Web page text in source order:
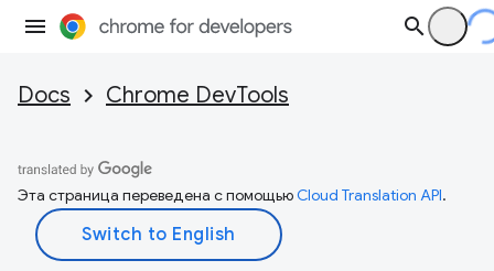
Docs Chrome DevTools
Эта страница переведена с помощьюCloud Translation API.